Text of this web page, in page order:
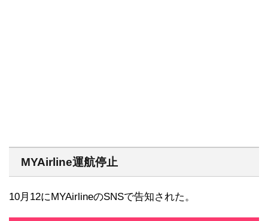
MYAirline運航停止
10月12にMYAirlineのSNSで告知された。